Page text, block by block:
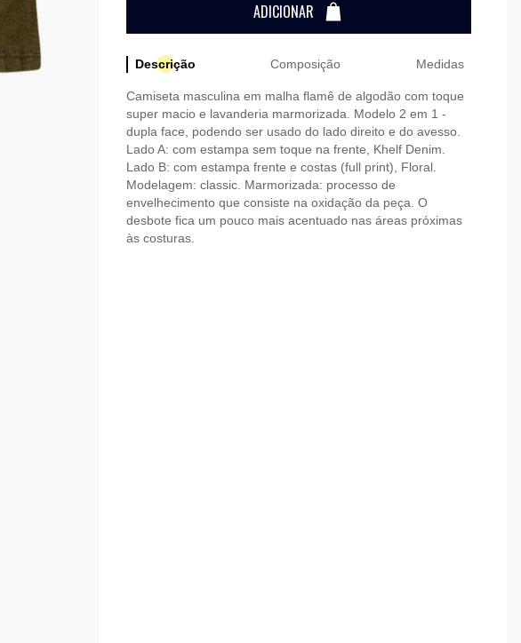
ADICIONAR
Descrição Composição Medidas
Camiseta masculina em malha flamê de algodão com toque
super macio e lavanderia marmorizada. Modelo 2 em 1 -
dupla face, podendo ser usado do lado direito e do avesso.
Lado A: com estampa sem toque na frente, Khelf Denim.
Lado B: com estampa frente e costas (full print), Floral.
Modelagem: classic. Marmorizada: processo de
envelhecimento que consiste na oxidação da peça. O
desbote fica um pouco mais acentuado nas áreas próximas
às costuras.